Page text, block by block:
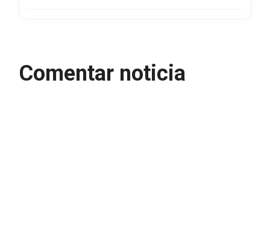
Comentar noticia